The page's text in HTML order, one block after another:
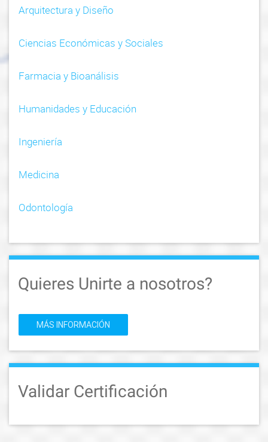
Arquitectura y Diseño
Ciencias Económicas y Sociales
Farmacia y Bioanálisis
Humanidades y Educación
Ingeniería
Medicina
Odontología
Quieres Unirte a nosotros?
MÁS INFORMACIÓN
Validar Certificación